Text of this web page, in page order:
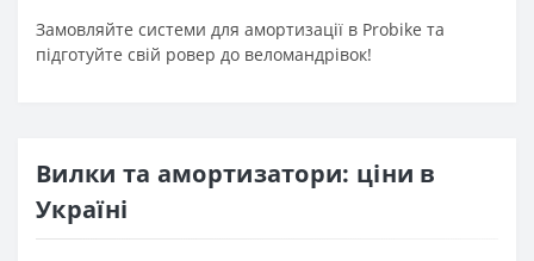
Замовляйте системи для амортизації в Probike та
підготуйте свій ровер до веломандрівок!
Вилки та амортизатори: ціни в
Україні